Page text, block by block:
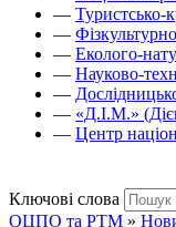
— Туристсько-
—
— Еколого-
— Науково-
—
— «Д.І.М.»
— Центр
Ключові слова
ОЦПО та РТМ »